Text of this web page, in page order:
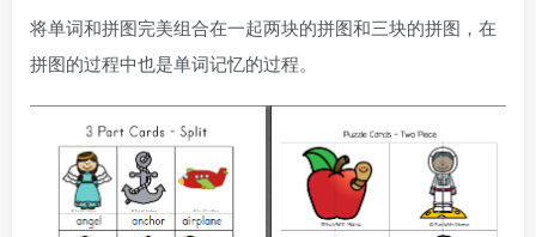
将单词和拼图完美组合在一起两块的拼图和三块的拼图，在
拼图的过程中也是单词记忆的过程。